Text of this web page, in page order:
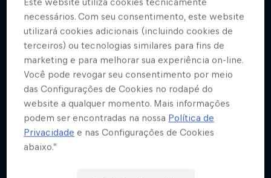
Data de nascimento
5 Fevereiro 1992
Local de nascimento
Mogi das Cruzes (SP)
Idade
34
Nacionalidade
Este website utiliza cookies tecnicamente
necessários. Com seu consentimento, este website
utilizará cookies adicionais (incluindo cookies de
terceiros) ou tecnologias similares para fins de
marketing e para melhorar sua experiência on-line.
Você pode revogar seu consentimento por meio
das Configurações de Cookies no rodapé do
website a qualquer momento. Mais informações
podem ser encontradas na nossa Política de
Privacidade e nas Configurações de Cookies
abaixo.”